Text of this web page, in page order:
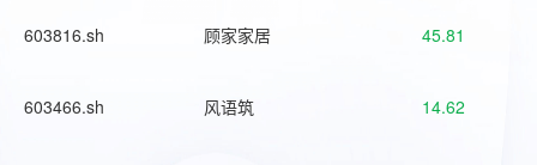
603816.sh 顾家家居 45.81
603466.sh 风语筑 14.62